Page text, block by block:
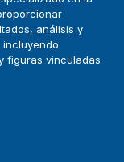
análisis y
figuras vinculadas